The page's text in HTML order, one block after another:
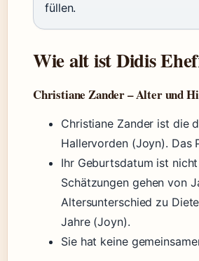
füllen.
Wie alt ist Didis
Christiane Zander – Alter und
Christiane Zander ist die
Hallervorden (Joyn). Das
Ihr Geburtsdatum ist
Schätzungen gehen von
Altersunterschied zu
Jahre (Joyn).
Sie hat keine